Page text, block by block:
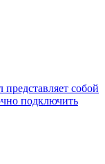
собой
подключить